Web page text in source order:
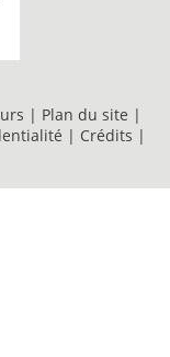
| Plan du site |
| Crédits |